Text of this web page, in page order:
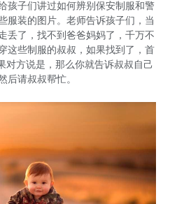
子们讲过如何辨别保安制服和警
服装的图片。老师告诉孩子们，当
丢了，找不到爸爸妈妈了，千万不
这些制服的叔叔，如果找到了，首
对方说是，那么你就告诉叔叔自己
后请叔叔帮忙。